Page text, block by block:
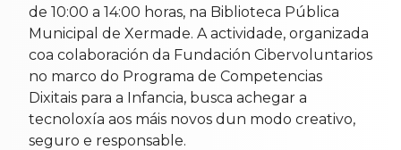
de 10:00 a 14:00 horas, na Biblioteca Pública
Municipal de Xermade. A actividade, organizada
coa colaboración da Fundación Cibervoluntarios
no marco do Programa de Competencias
Dixitais para a Infancia, busca achegar a
tecnoloxía aos máis novos dun modo creativo,
seguro e responsable.